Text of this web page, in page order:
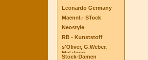
Leonardo Germany
Maennl.- STock
Neostyle
RB - Kunststoff
s'Oliver, G.Weber,
Metzlerer
Stock-Damen